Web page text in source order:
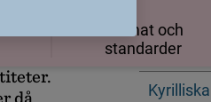
Format och
standarder
titeter.
r då
Icke-
primärt